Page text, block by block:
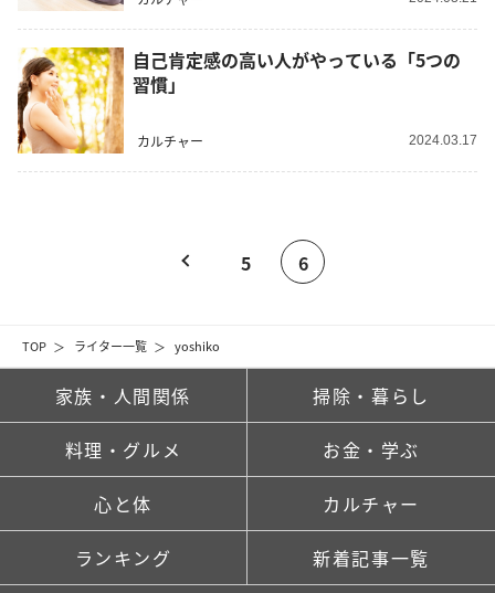
TOP ライター一覧 yoshiko
自己肯定感の高い人がやっている「5つの
習慣」
カルチャー 2024.03.17
5 6
家族・人間関係 掃除・暮らし
料理・グルメ お金・学ぶ
心と体 カルチャー
ランキング 新着記事一覧